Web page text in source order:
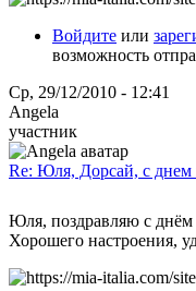
Войдите или
возможность
Ср, 29/12/2010 - 12:41
Angela
участник
Re: Юля, Дорсай, с днем
Юля, поздравляю с
Хорошего настроения,